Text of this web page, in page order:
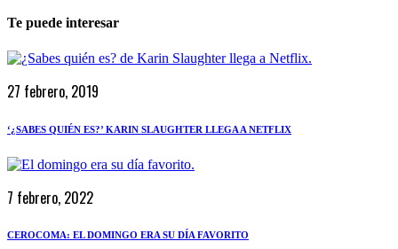
Te puede interesar
27 febrero, 2019
‘¿SABES QUIÉN ES?’ KARIN SLAUGHTER LLEGA A NETFLIX
7 febrero, 2022
CEROCOMA: EL DOMINGO ERA SU DÍA FAVORITO